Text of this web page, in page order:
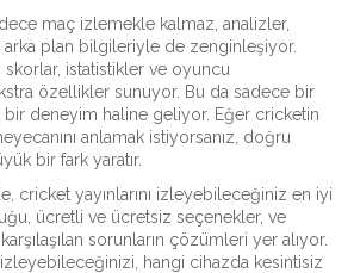
maç izlemekle kalmaz, analizler,
plan bilgileriyle de zenginleşiyor.
skorlar, istatistikler ve oyuncu
özellikler sunuyor. Bu da sadece bir
deneyim haline geliyor. Eğer cricketin
anlamak istiyorsanız, doğru
bir fark yaratır.
cricket yayınlarını izleyebileceğiniz en iyi
ücretli ve ücretsiz seçenekler, ve
sorunların çözümleri yer alıyor.
hangi cihazda kesintisiz